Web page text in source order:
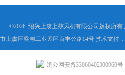
©2026 绍兴上虞上鼓风机有限公司版权所有
上虞区梁湖工业园区百丰公路14号 技术支持：
浙公网安备33060402000960号